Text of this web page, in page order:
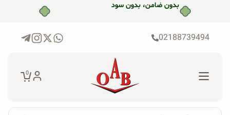
بدون ضامن، بدون سود
02188739494
0